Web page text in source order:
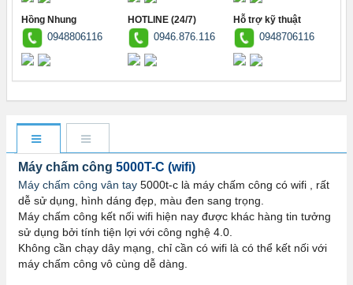
Hồng Nhung
0948806116
HOTLINE (24/7)
0946.876.116
Hỗ trợ kỹ thuật
0948706116
Máy chấm công 5000T-C (wifi)
Máy chấm công vân tay 5000t-c là máy chấm công có wifi , rất
dễ sử dụng, hình dáng đẹp, màu đen sang trọng.
Máy chấm công kết nối wifi hiện nay được khác hàng tin tưởng
sử dụng bởi tính tiện lợi với công nghệ 4.0.
Không cần chạy dây mạng, chỉ cần có wifi là có thể kết nối với
máy chấm công vô cùng dễ dàng.